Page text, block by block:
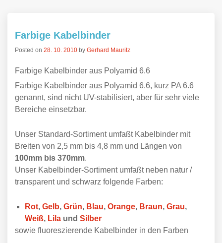
Farbige Kabelbinder
Posted on 28. 10. 2010 by Gerhard Mauritz
Farbige Kabelbinder aus Polyamid 6.6
Farbige Kabelbinder aus Polyamid 6.6, kurz PA 6.6
genannt, sind nicht UV-stabilisiert, aber für sehr viele
Bereiche einsetzbar.
Unser Standard-Sortiment umfaßt Kabelbinder mit
Breiten von 2,5 mm bis 4,8 mm und Längen von
100mm bis 370mm.
Unser Kabelbinder-Sortiment umfaßt neben natur /
transparent und schwarz folgende Farben:
Rot, Gelb, Grün, Blau, Orange, Braun, Grau,
Weiß, Lila und Silber
sowie fluoreszierende Kabelbinder in den Farben